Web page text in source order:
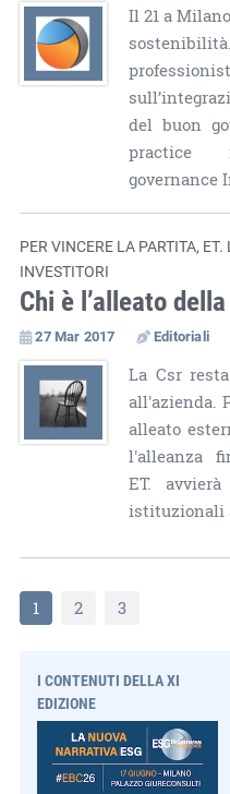
Il 21 a
del buon
practice
governance
PER VINCERE LA PARTITA,
INVESTITORI
Chi è l’alleato
27 Mar 2017 Editoriali
La Csr
all'azienda.
alleato
l'alleanza
ET.
istituzionali
1 2 3
I CONTENUTI DELLA XI
EDIZIONE